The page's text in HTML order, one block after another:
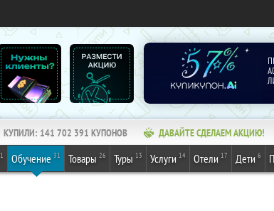
КУПИЛИ: 141 702 391 КУПОНОВ ДАВАЙТЕ СДЕЛАЕМ АКЦИЮ!
1 Обучение 31 Товары 26 Туры 13 Услуги 14 Отели 17 Дети 6